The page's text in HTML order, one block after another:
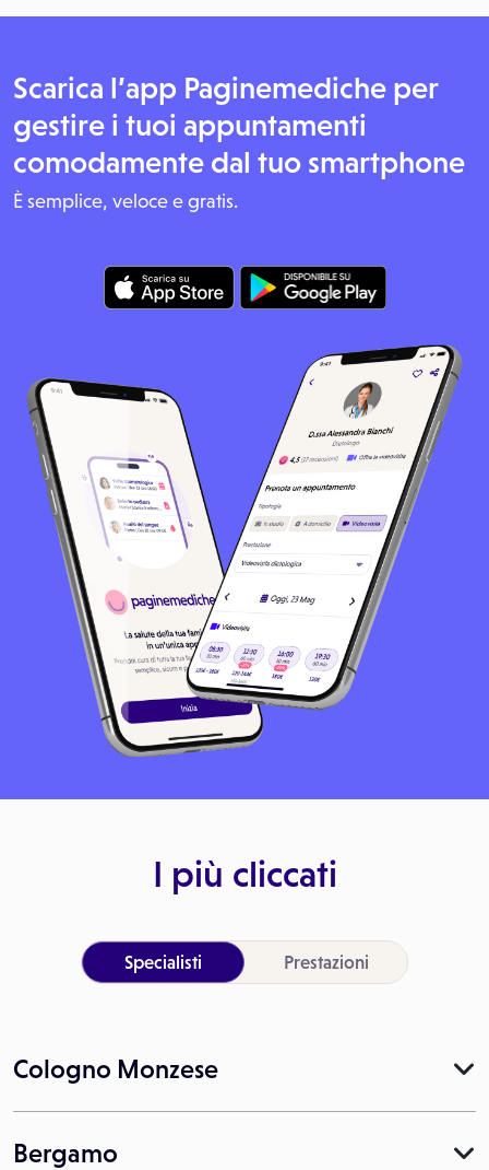
Scarica l’app Paginemediche per
gestire i tuoi appuntamenti
comodamente dal tuo smartphone
È semplice, veloce e gratis.
I più cliccati
Specialisti Prestazioni
Cologno Monzese
Bergamo